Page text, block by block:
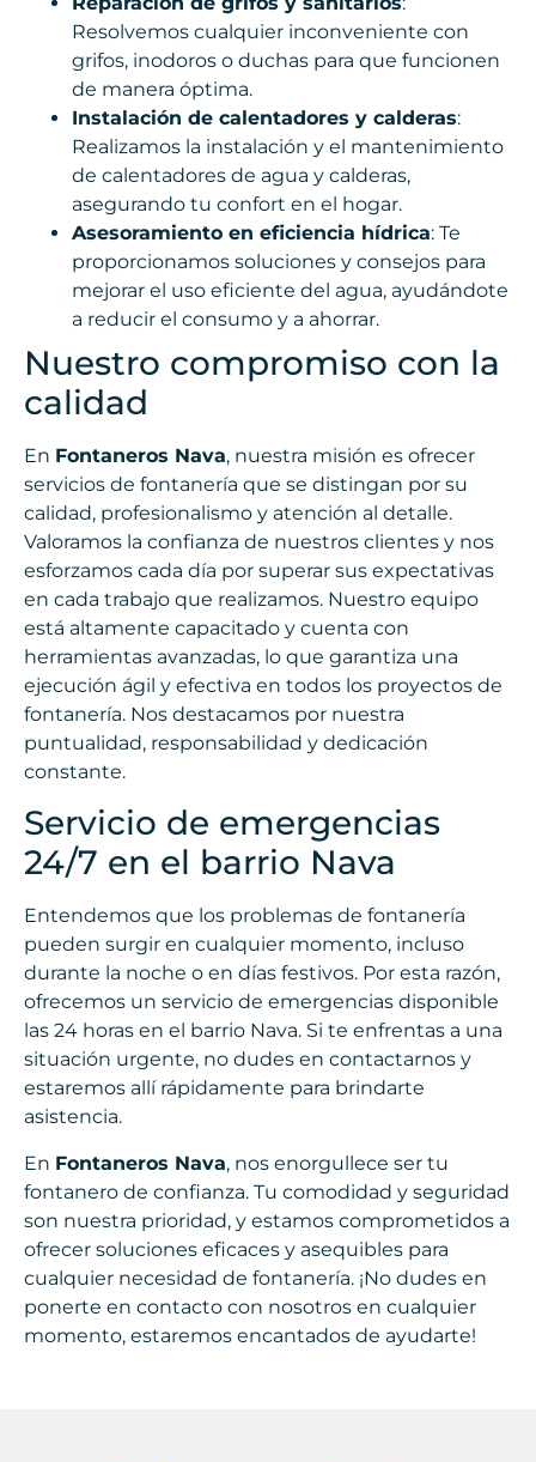
Resolvemos cualquier inconveniente con
grifos, inodoros o duchas para que funcionen
de manera óptima.
Instalación de calentadores y calderas:
Realizamos la instalación y el mantenimiento
de calentadores de agua y calderas,
asegurando tu confort en el hogar.
Asesoramiento en eficiencia hídrica: Te
proporcionamos soluciones y consejos para
mejorar el uso eficiente del agua, ayudándote
a reducir el consumo y a ahorrar.
Nuestro compromiso con la
calidad
En Fontaneros Nava, nuestra misión es ofrecer
servicios de fontanería que se distingan por su
calidad, profesionalismo y atención al detalle.
Valoramos la confianza de nuestros clientes y nos
esforzamos cada día por superar sus expectativas
en cada trabajo que realizamos. Nuestro equipo
está altamente capacitado y cuenta con
herramientas avanzadas, lo que garantiza una
ejecución ágil y efectiva en todos los proyectos de
fontanería. Nos destacamos por nuestra
puntualidad, responsabilidad y dedicación
constante.
Servicio de emergencias
24/7 en el barrio Nava
Entendemos que los problemas de fontanería
pueden surgir en cualquier momento, incluso
durante la noche o en días festivos. Por esta razón,
ofrecemos un servicio de emergencias disponible
las 24 horas en el barrio Nava. Si te enfrentas a una
situación urgente, no dudes en contactarnos y
estaremos allí rápidamente para brindarte
asistencia.
En Fontaneros Nava, nos enorgullece ser tu
fontanero de confianza. Tu comodidad y seguridad
son nuestra prioridad, y estamos comprometidos a
ofrecer soluciones eficaces y asequibles para
cualquier necesidad de fontanería. ¡No dudes en
ponerte en contacto con nosotros en cualquier
momento, estaremos encantados de ayudarte!